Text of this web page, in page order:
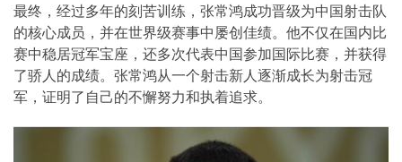
最终，经过多年的刻苦训练，张常鸿成功晋级为中国射击队
的核心成员，并在世界级赛事中屡创佳绩。他不仅在国内比
赛中稳居冠军宝座，还多次代表中国参加国际比赛，并获得
了骄人的成绩。张常鸿从一个射击新人逐渐成长为射击冠
军，证明了自己的不懈努力和执着追求。